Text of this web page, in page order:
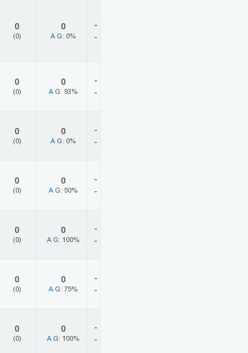
0
(0)
0
A G: 0%
-
-
0
(0)
0
A G: 93%
-
-
0
(0)
0
A G: 0%
-
-
0
(0)
0
A G: 50%
-
-
0
(0)
0
A G: 100%
-
-
0
(0)
0
A G: 75%
-
-
0
(0)
0
A G: 100%
-
-